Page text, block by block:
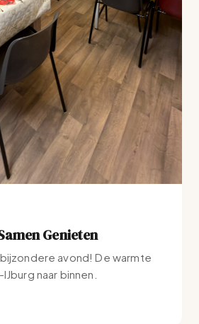
Genieten
avond! De warmte
naar binnen.